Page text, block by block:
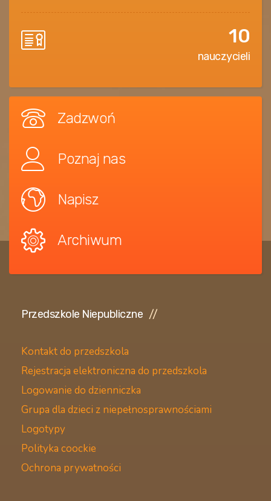
10
nauczycieli
Zadzwoń
Poznaj nas
Napisz
Archiwum
Przedszkole Niepubliczne
Kontakt do przedszkola
Rejestracja elektroniczna do przedszkola
Logowanie do dzienniczka
Grupa dla dzieci z niepełnosprawnościami
Logotypy
Polityka coockie
Ochrona prywatności